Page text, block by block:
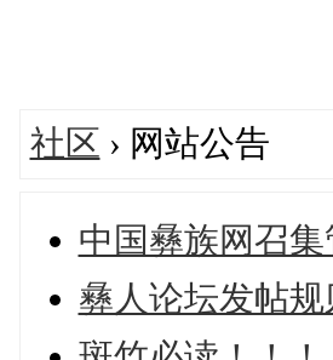
社区 › 网站公告
中国彝族网召
彝人论坛发帖规